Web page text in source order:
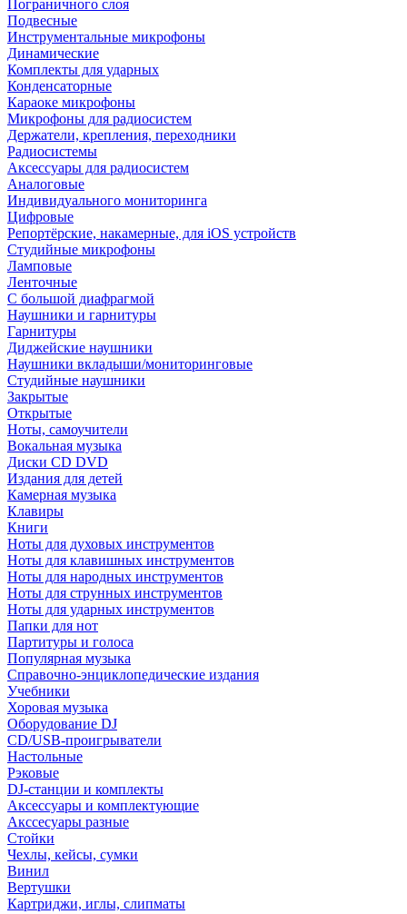
Пограничного слоя
Подвесные
Инструментальные микрофоны
Динамические
Комплекты для ударных
Конденсаторные
Караоке микрофоны
Микрофоны для радиосистем
Держатели, крепления, переходники
Радиосистемы
Аксессуары для радиосистем
Аналоговые
Индивидуального мониторинга
Цифровые
Репортёрские, накамерные, для iOS устройств
Студийные микрофоны
Ламповые
Ленточные
С большой диафрагмой
Наушники и гарнитуры
Гарнитуры
Диджейские наушники
Наушники вкладыши/мониторинговые
Студийные наушники
Закрытые
Открытые
Ноты, самоучители
Вокальная музыка
Диски CD DVD
Издания для детей
Камерная музыка
Клавиры
Книги
Ноты для духовых инструментов
Ноты для клавишных инструментов
Ноты для народных инструментов
Ноты для струнных инструментов
Ноты для ударных инструментов
Папки для нот
Партитуры и голоса
Популярная музыка
Справочно-энциклопедические издания
Учебники
Хоровая музыка
Оборудование DJ
CD/USB-проигрыватели
Настольные
Рэковые
DJ-станции и комплекты
Аксессуары и комплектующие
Акссесуары разные
Стойки
Чехлы, кейсы, сумки
Винил
Вертушки
Картриджи, иглы, слипматы